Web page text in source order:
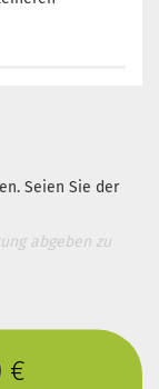
Seien Sie der
abgeben zu
€